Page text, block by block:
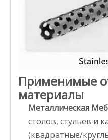
Применимые
материалы
Металлическая
столов, стульев и
(квадратные/